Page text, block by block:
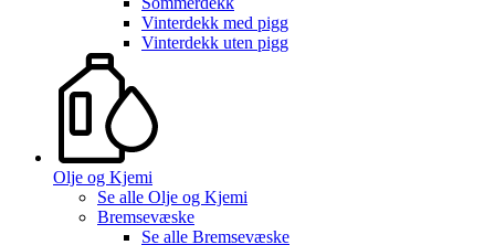
Vinterdekk med pigg
Vinterdekk uten pigg
Olje og Kjemi
Se alle Olje og Kjemi
Bremsevæske
Se alle Bremsevæske